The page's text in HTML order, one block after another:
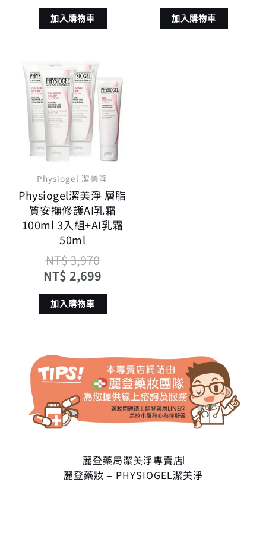
加入購物車 加入購物車
Physiogel 潔美淨
Physiogel潔美淨 層脂
質安撫修護AI乳霜
100ml 3入組+AI乳霜
50ml
NT$3,970
始
價
格：
NT$ 3,970。
NT$ 2,699
前
價
格：
NT$ 2,699。
加入購物車
麗登藥局潔美淨專賣店
麗登藥妝 – PHYSIOGEL潔美淨